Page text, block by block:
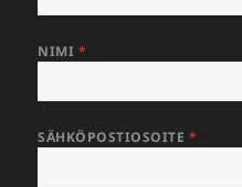
NIMI *
SÄHKÖPOSTIOSOITE *